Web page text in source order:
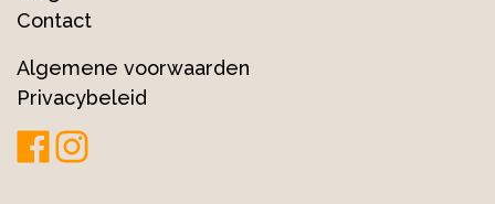
Contact
Algemene voorwaarden
Privacybeleid